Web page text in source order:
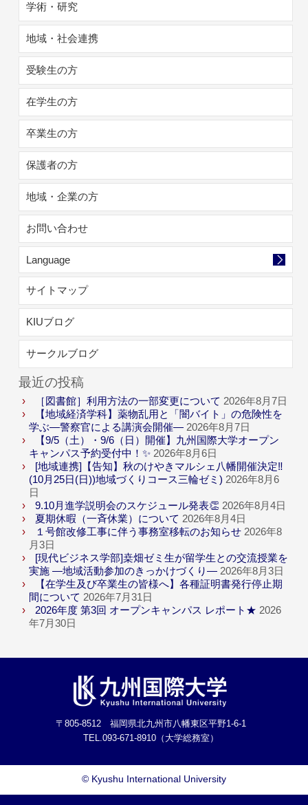
学術・研究
地域・社会連携
受験生の方
在学生の方
卒業生の方
保護者の方
地域・企業の方
お問い合わせ
Language
サイトマップ
KIUブログ
サークルブログ
最近の投稿
［図書館］利用方法の一部変更について 2026年8月7日
【地域経済学科】薬物乱用と「闇バイト」の危険性を
学ぶ―警察官による講演会開催― 2026年8月7日
【9/5（土）・9/6（日）開催】九州国際大学オープン
キャンパス予約受付中！✨ 2026年8月6日
[地域連携]【告知】秋のけやきマルシェ八幡開催決定‼
(10月25日(日))地域づくりコース三輪ゼミ) 2026年8月6
日
9.10月進学説明会のスケジュール発表👏 2026年8月4日
夏期休暇（一斉休業）について 2026年8月4日
１号館改修工事に伴う事務室移転のお知らせ 2026年8
月3日
[現代ビジネス学部]桒畑ゼミ生が留学生との交流授業を
実施 ―地域活動参加のきっかけづくり― 2026年8月3日
【在学生及び卒業生の皆様へ】各種証明書発行停止期
間について 2026年7月31日
2026年度 第3回 オープンキャンパス レポート★ 2026
年7月30日
〒805-8512 福岡県北九州市八幡東区平野1-6-1
TEL.093-671-8910（大学総務室）
© Kyushu International University